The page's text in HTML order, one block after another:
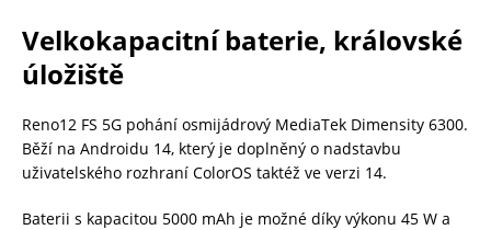
Velkokapacitní baterie, královské
úložiště
Reno12 FS 5G pohání osmijádrový MediaTek Dimensity 6300.
Běží na Androidu 14, který je doplněný o nadstavbu
uživatelského rozhraní ColorOS taktéž ve verzi 14.
Baterii s kapacitou 5000 mAh je možné díky výkonu 45 W a